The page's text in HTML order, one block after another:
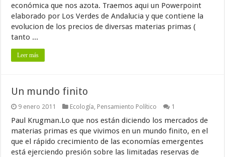
económica que nos azota. Traemos aqui un Powerpoint
elaborado por Los Verdes de Andalucia y que contiene la
evolucion de los precios de diversas materias primas (
tanto ...
Leer más
Un mundo finito
9 enero 2011 Ecología Pensamiento Político 1
Paul Krugman.Lo que nos están diciendo los mercados de
materias primas es que vivimos en un mundo finito, en el
que el rápido crecimiento de las economías emergentes
está ejerciendo presión sobre las limitadas reservas de